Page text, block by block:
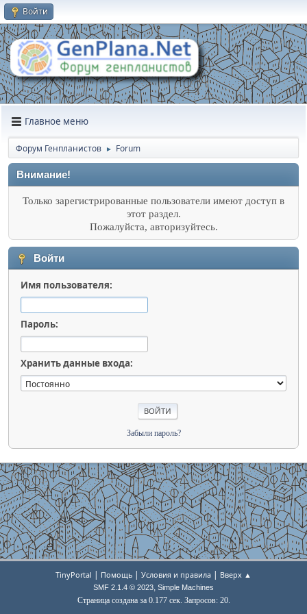
Войти
Главное меню
Форум Генпланистов ► Forum
Внимание!
Только зарегистрированные пользователи имеют доступ в
этот раздел.
Пожалуйста, авторизуйтесь.
Войти
Имя пользователя:
Пароль:
Хранить данные входа:
Забыли пароль?
TinyPortal | Помощь | Условия и правила | Вверх ▲
SMF 2.1.4 © 2023, Simple Machines
Страница создана за 0.177 сек. Запросов: 20.